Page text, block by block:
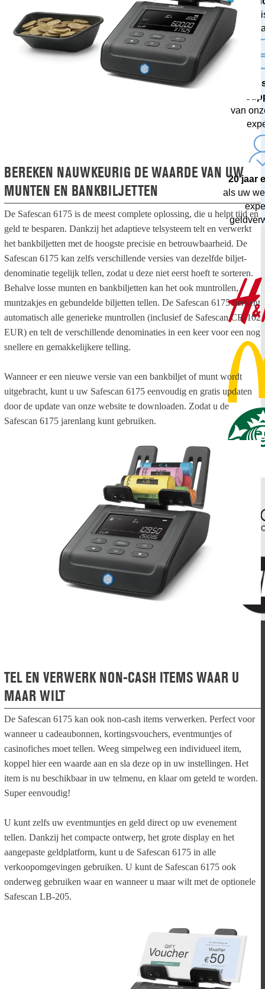
BEREKEN NAUWKEURIG DE WAARDE VAN UW
MUNTEN EN BANKBILJETTEN
De Safescan 6175 is de meest complete oplossing, die u helpt tijd en
geld te besparen. Dankzij het adaptieve telsysteem telt en verwerkt
het bankbiljetten met de hoogste precisie en betrouwbaarheid. De
Safescan 6175 kan zelfs verschillende versies van dezelfde biljet-
denominatie tegelijk tellen, zodat u deze niet eerst hoeft te sorteren.
Behalve losse munten en bankbiljetten kan het ook muntrollen,
muntzakjes en gebundelde biljetten tellen. De Safescan 6175 herkent
automatisch alle generieke muntrollen (inclusief de Safescan CR-102
EUR) en telt de verschillende denominaties in een keer voor een nog
snellere en gemakkelijkere telling.
Wanneer er een nieuwe versie van een bankbiljet of munt wordt
uitgebracht, kunt u uw Safescan 6175 eenvoudig en gratis updaten
door de update van onze website te downloaden. Zodat u de
Safescan 6175 jarenlang kunt gebruiken.
TEL EN VERWERK NON-CASH ITEMS WAAR U
MAAR WILT
De Safescan 6175 kan ook non-cash items verwerken. Perfect voor
wanneer u cadeaubonnen, kortingsvouchers, eventmuntjes of
casinofiches moet tellen. Weeg simpelweg een individueel item,
koppel hier een waarde aan en sla deze op in uw instellingen. Het
item is nu beschikbaar in uw telmenu, en klaar om geteld te worden.
Super eenvoudig!
U kunt zelfs uw eventmuntjes en geld direct op uw evenement
tellen. Dankzij het compacte ontwerp, het grote display en het
aangepaste geldplatform, kunt u de Safescan 6175 in alle
verkoopomgevingen gebruiken. U kunt de Safescan 6175 ook
onderweg gebruiken waar en wanneer u maar wilt met de optionele
Safescan LB-205.
met
van
20 jaar
als uw